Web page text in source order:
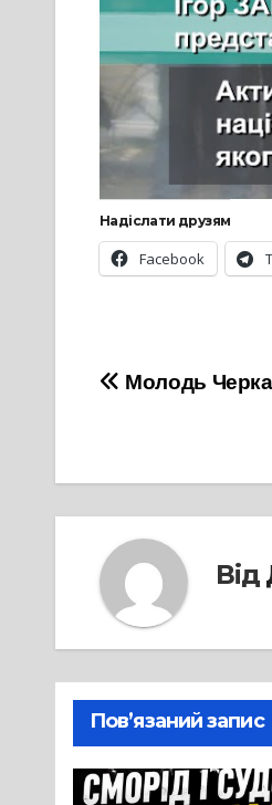
Надіслати друзям
Facebook
Навігація
Молодь
Від
Пов’язаний запис